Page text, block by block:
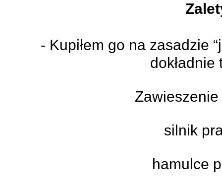
- Kupiłem go na zasadzie
silnik
hamulce